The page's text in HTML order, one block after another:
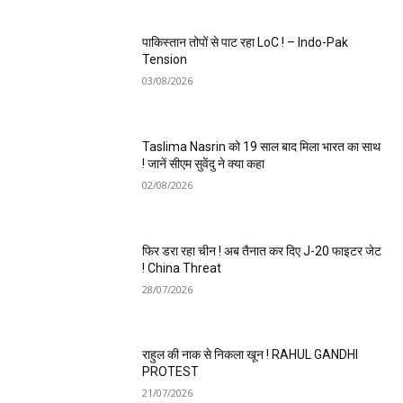
पाकिस्तान तोपों से पाट रहा LoC ! – Indo-Pak
Tension
03/08/2026
Taslima Nasrin को 19 साल बाद मिला भारत का साथ
! जानें सीएम सुवेंदु ने क्या कहा
02/08/2026
फिर डरा रहा चीन ! अब तैनात कर दिए J-20 फाइटर जेट
! China Threat
28/07/2026
राहुल की नाक से निकला खून ! RAHUL GANDHI
PROTEST
21/07/2026